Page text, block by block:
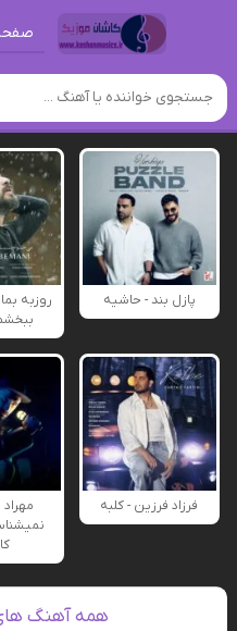
پازل بند - حاشیه
روزبه
فرزاد فرزین - کلبه
همه آهنگ های